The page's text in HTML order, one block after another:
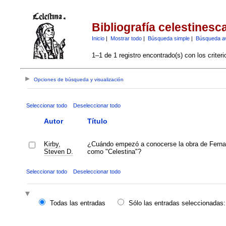
Bibliografía
Inicio| Mostrar todo| Búsqueda simple| Búsqueda
1–1 de 1 registro encontrado(s) con los
Opciones de búsqueda y visualización
Seleccionar todo Deseleccionar todo
Autor Título
Kirby,
Steven D.
¿Cuándo empezó a conocerse la obra de
como "Celestina"?
Seleccionar todo Deseleccionar todo
Todas las entradas
Sólo las entradas seleccionadas: